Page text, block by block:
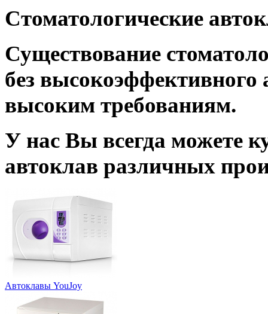
Стоматологические
Существование
без высокоэффективного
высоким требованиям.
У нас Вы всегда можете
автоклав различных
Автоклавы YouJoy